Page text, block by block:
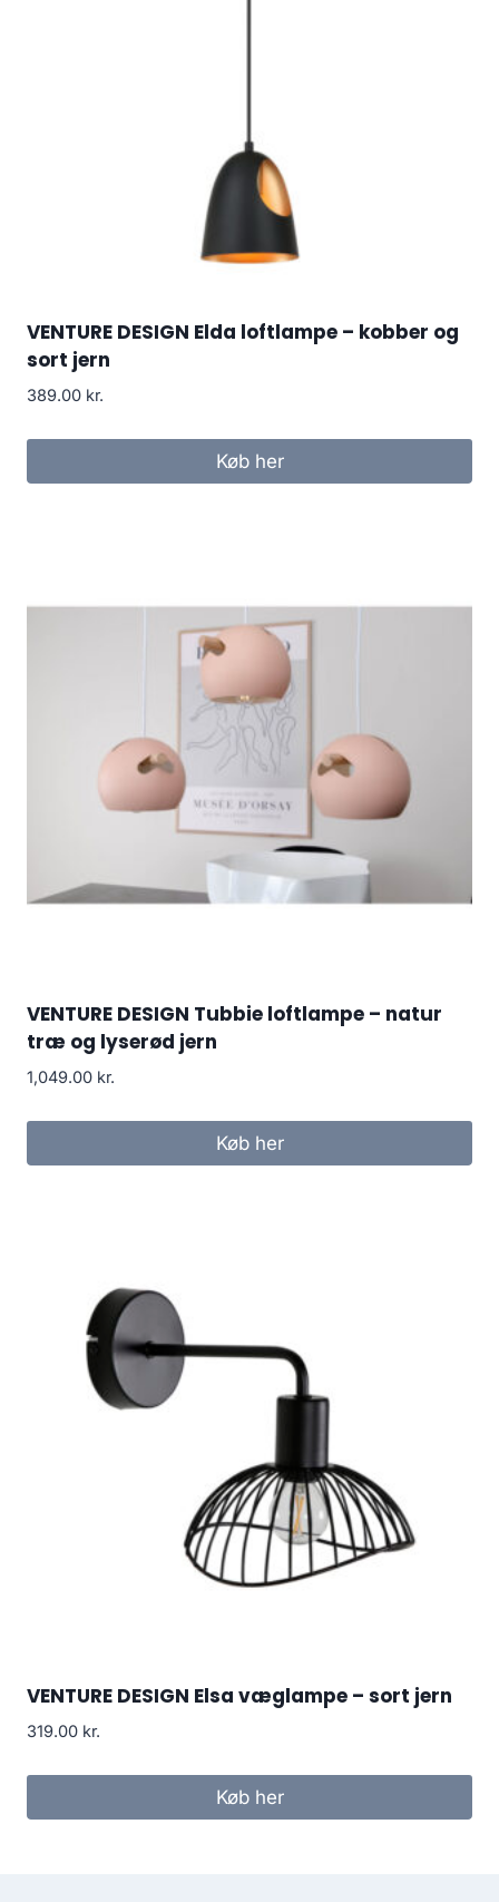
VENTURE DESIGN Elda loftlampe – kobber og
sort jern
389.00 kr.
Køb her
VENTURE DESIGN Tubbie loftlampe – natur
træ og lyserød jern
1,049.00 kr.
Køb her
VENTURE DESIGN Elsa væglampe – sort jern
319.00 kr.
Køb her